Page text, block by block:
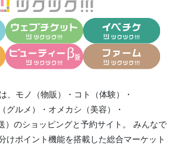
、 モノ（物販） ・ コト（体験）
・
グルメ）
・ オメカシ（美容）
・
のショッピングと予約サイト。
みんなで
けポイント機能を搭載した総合マーケット